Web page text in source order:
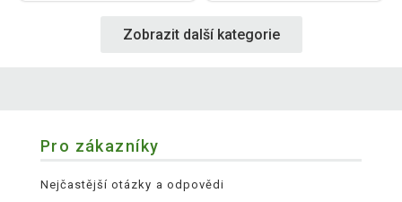
Zobrazit další kategorie
Pro zákazníky
Nejčastější otázky a odpovědi